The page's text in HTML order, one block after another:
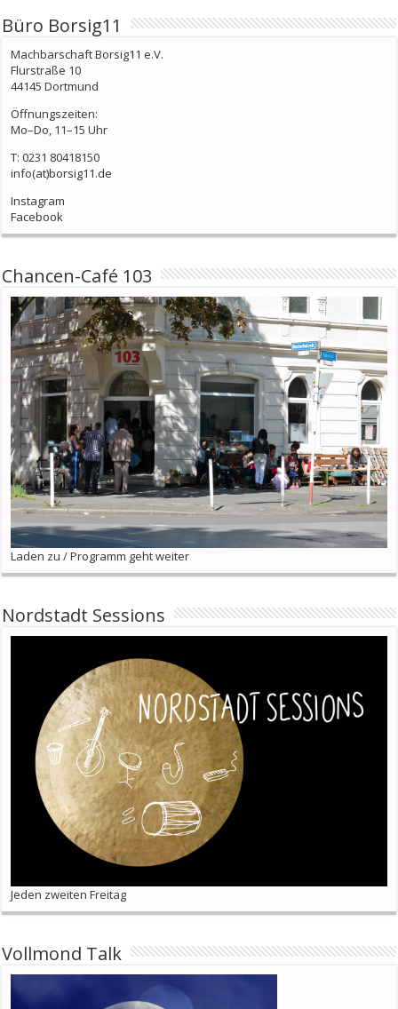
Büro Borsig11
Machbarschaft Borsig11 e.V.
Flurstraße 10
44145 Dortmund
Öffnungszeiten:
Mo–Do, 11–15 Uhr
T: 0231 80418150
info(at)borsig11.de
Instagram
Facebook
Chancen-Café 103
Laden zu / Programm geht weiter
Nordstadt Sessions
Jeden zweiten Freitag
Vollmond Talk